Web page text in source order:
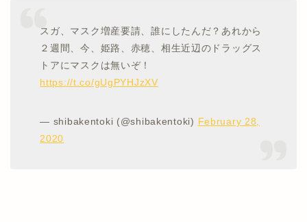
スガ、マスク増産要請、誰にしたんだ？あれから
２週間、今、姫路、赤穂、相生近辺のドラッグス
トアにマスクは無いぞ！
https://t.co/gUgPYHJzXV
— shibakentoki (@shibakentoki) February 28,
2020